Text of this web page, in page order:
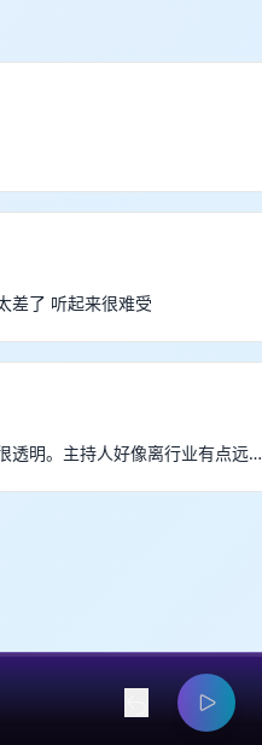
差了 听起来很难受
透明。主持人好像离行业有点远…